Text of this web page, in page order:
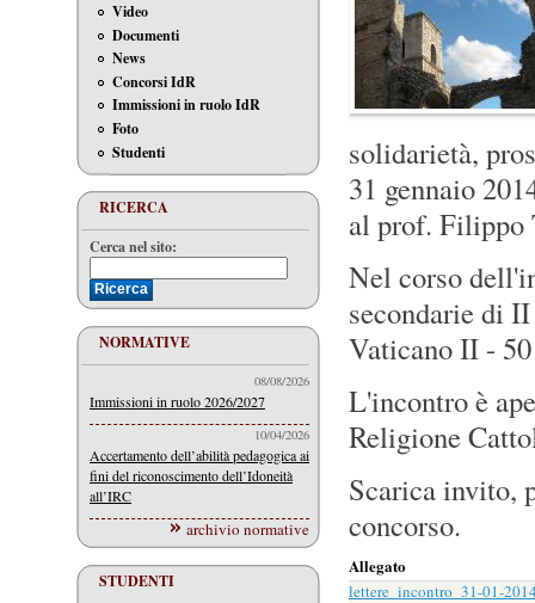
Video
Documenti
News
Concorsi IdR
Immissioni in ruolo IdR
Foto
Studenti
RICERCA
Cerca nel sito:
NORMATIVE
08/08/2026
Immissioni in ruolo 2026/2027
10/04/2026
Accertamento dell’abilità pedagogica ai
fini del riconoscimento dell’Idoneità
all’IRC
archivio normative
STUDENTI
solidarietà,
31 gennaio
al prof. Filippo
Nel corso
secondarie di
Vaticano II -
L'incontro è
Religione
Scarica invito,
concorso.
Allegato
lettere_incontro_31-01-